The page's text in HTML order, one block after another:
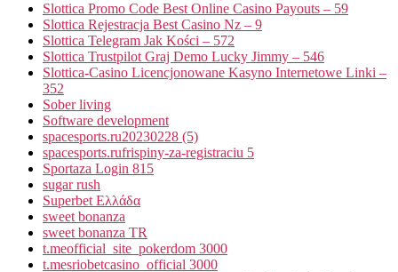
Slottica Promo Code Best Online Casino Payouts – 59
Slottica Rejestracja Best Casino Nz – 9
Slottica Telegram Jak Kości – 572
Slottica Trustpilot Graj Demo Lucky Jimmy – 546
Slottica-Casino Licencjonowane Kasyno Internetowe Linki –
352
Sober living
Software development
spacesports.ru20230228 (5)
spacesports.rufrispiny-za-registraciu 5
Sportaza Login 815
sugar rush
Superbet Ελλάδα
sweet bonanza
sweet bonanza TR
t.meofficial_site_pokerdom 3000
t.mesriobetcasino_official 3000